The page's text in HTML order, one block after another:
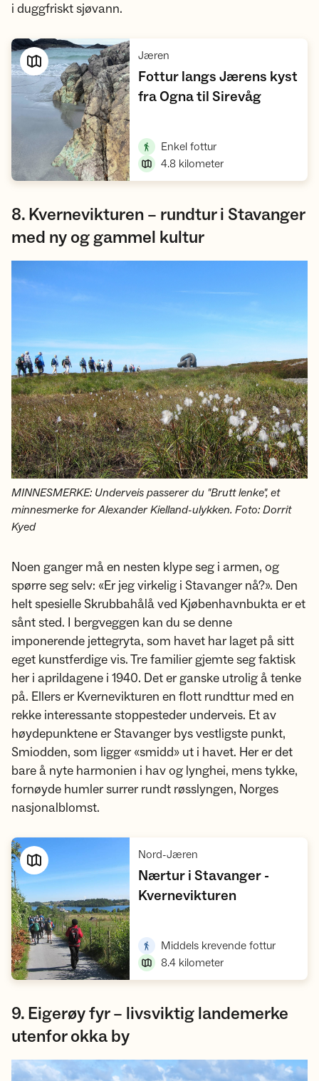
i duggfriskt sjøvann.
Jæren
Fottur langs Jærens kyst
fra Ogna til Sirevåg,
Enkel fottur,
4.8 kilometer
8. Kvernevikturen – rundtur i Stavanger
med ny og gammel kultur
MINNESMERKE: Underveis passerer du "Brutt lenke", et
minnesmerke for Alexander Kielland-ulykken. Foto: Dorrit
Kyed
Noen ganger må en nesten klype seg i armen, og
spørre seg selv: «Er jeg virkelig i Stavanger nå?». Den
helt spesielle Skrubbahålå ved Kjøbenhavnbukta er et
sånt sted. I bergveggen kan du se denne
imponerende jettegryta, som havet har laget på sitt
eget kunstferdige vis. Tre familier gjemte seg faktisk
her i aprildagene i 1940. Det er ganske utrolig å tenke
på. Ellers er Kvernevikturen en flott rundttur med en
rekke interessante stoppesteder underveis. Et av
høydepunktene er Stavanger bys vestligste punkt,
Smiodden, som ligger «smidd» ut i havet. Her er det
bare å nyte harmonien i hav og lynghei, mens tykke,
fornøyde humler surrer rundt røsslyngen, Norges
nasjonalblomst.
Nord-Jæren
Nærtur i Stavanger -
Kvernevikturen,
Middels krevende fottur,
8.4 kilometer
9. Eigerøy fyr – livsviktig landemerke
utenfor okka by